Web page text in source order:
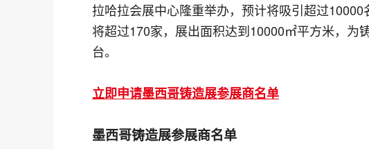
拉哈拉会展中心隆重举办，预计将吸引超过
将超过170家，展出面积达到10000㎡平方米，为
台。
立即申请墨西哥铸造展参展商名单
墨西哥铸造展参展商名单